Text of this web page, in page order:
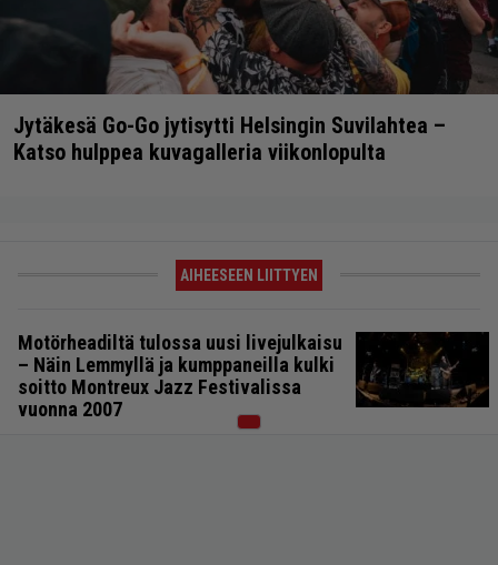
Jytäkesä Go-Go jytisytti Helsingin Suvilahtea –
Katso hulppea kuvagalleria viikonlopulta
AIHEESEEN LIITTYEN
Motörheadiltä tulossa uusi livejulkaisu
– Näin Lemmyllä ja kumppaneilla kulki
soitto Montreux Jazz Festivalissa
vuonna 2007